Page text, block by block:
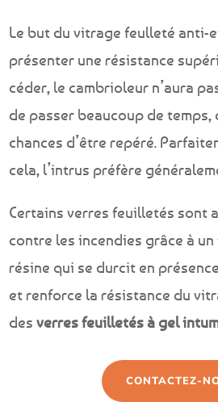
Le but du vitrage feulleté anti-
présenter une résistance
céder, le cambrioleur n’aura
de passer beaucoup de temps,
chances d’être repéré.
cela, l’intrus préfère
Certains verres feuilletés sont
contre les incendies grâce à
résine qui se durcit en
et renforce la résistance du
desverres feuilletés à gel
CONTACTEZ-